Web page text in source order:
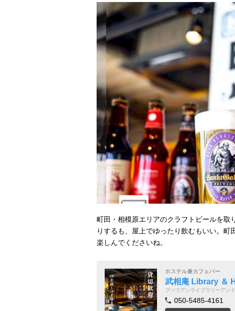
町田・相模原エリアのクラフトビールを取
りするも、屋上でゆったり飲むもいい。
楽しんでくださいね。
ホステル兼カフェバー
武相庵 Library ＆
ブソウアンライブラリーアン
050-5485-4161